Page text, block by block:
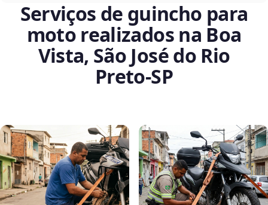
Serviços de guincho para
moto realizados na Boa
Vista, São José do Rio
Preto‑SP